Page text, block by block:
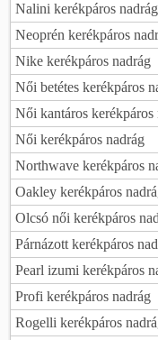
Nalini kerékpáros nadrág
Neoprén kerékpáros
Nike kerékpáros nadrág
Női betétes kerékpáros
Női kantáros kerékpáros
Női kerékpáros nadrág
Northwave kerékpáros
Oakley kerékpáros
Olcsó női kerékpáros
Párnázott kerékpáros
Pearl izumi kerékpáros
Profi kerékpáros nadrág
Rogelli kerékpáros